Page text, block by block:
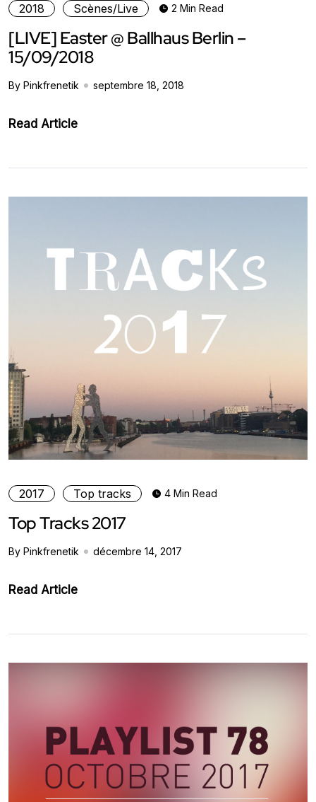
2018 Scènes/Live 2 Min Read
[LIVE] Easter @ Ballhaus Berlin –
15/09/2018
By Pinkfrenetik septembre 18, 2018
Read Article
2017 Top tracks 4 Min Read
Top Tracks 2017
By Pinkfrenetik décembre 14, 2017
Read Article